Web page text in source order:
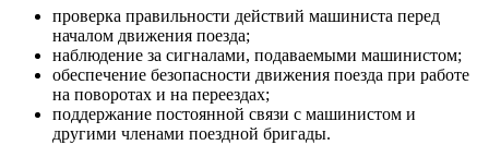
проверка правильности действий машиниста перед
началом движения поезда;
наблюдение за сигналами, подаваемыми машинистом;
обеспечение безопасности движения поезда при работе
на поворотах и на переездах;
поддержание постоянной связи с машинистом и
другими членами поездной бригады.